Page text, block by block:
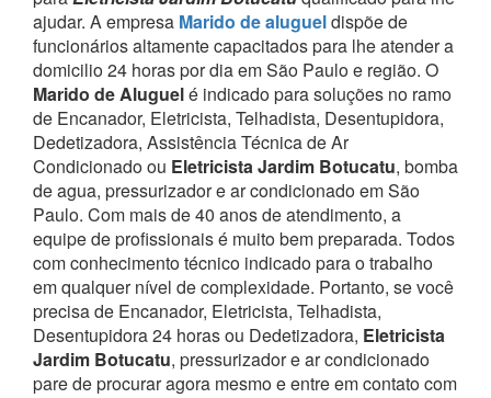
ajudar. A empresa Marido de alugueldispõe de
funcionários altamente capacitados para lhe atender a
domicilio 24 horas por dia em São Paulo e região. O
Marido de Aluguelé indicado para soluções no ramo
de Encanador, Eletricista, Telhadista, Desentupidora,
Dedetizadora, Assistência Técnica de Ar
Condicionado ou Eletricista Jardim Botucatu, bomba
de agua, pressurizador e ar condicionado em São
Paulo. Com mais de 40 anos de atendimento, a
equipe de profissionais é muito bem preparada. Todos
com conhecimento técnico indicado para o trabalho
em qualquer nível de complexidade. Portanto, se você
precisa de Encanador, Eletricista, Telhadista,
Desentupidora 24 horas ou Dedetizadora, Eletricista
Jardim Botucatu, pressurizador e ar condicionado
pare de procurar agora mesmo e entre em contato com